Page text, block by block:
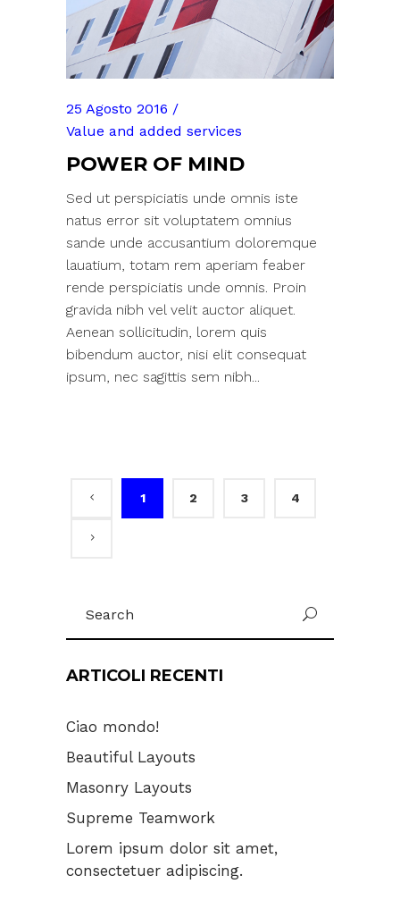
25 Agosto 2016
Value and added services
POWER OF MIND
Sed ut perspiciatis unde omnis iste
natus error sit voluptatem omnius
sande unde accusantium doloremque
lauatium, totam rem aperiam feaber
rende perspiciatis unde omnis. Proin
gravida nibh vel velit auctor aliquet.
Aenean sollicitudin, lorem quis
bibendum auctor, nisi elit consequat
ipsum, nec sagittis sem nibh...
1 2 3 4
for:
ARTICOLI RECENTI
Ciao mondo!
Beautiful Layouts
Masonry Layouts
Supreme Teamwork
Lorem ipsum dolor sit amet,
consectetuer adipiscing.